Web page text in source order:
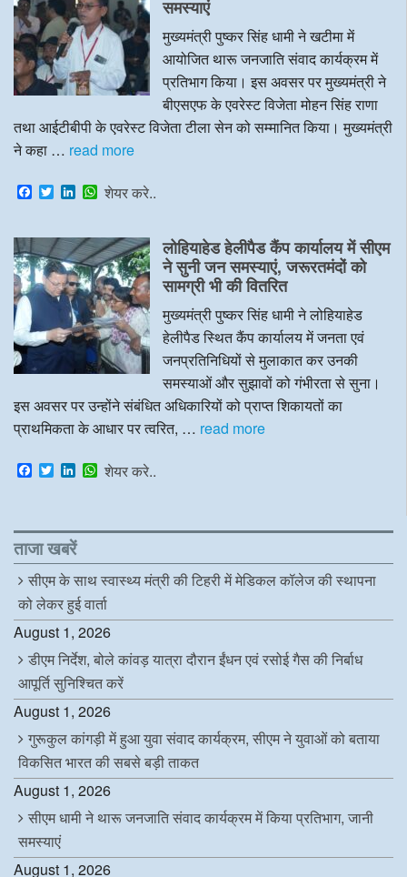
k n p
समस्याएं
मुख्यमंत्री पुष्कर सिंह धामी ने खटीमा में
आयोजित थारू जनजाति संवाद कार्यक्रम में
प्रतिभाग किया। इस अवसर पर मुख्यमंत्री ने
बीएसएफ के एवरेस्ट विजेता मोहन सिंह राणा
तथा आईटीबीपी के एवरेस्ट विजेता टीला सेन को सम्मानित किया। मुख्यमंत्री
ने कहा … read more
F
a
e
b
o
o
k
T
w
t
t
e
r
L
k
e
d
I
n
W
t
s
A
p
p
शेयर करे..
लोहियाहेड हेलीपैड कैंप कार्यालय में सीएम
ने सुनी जन समस्याएं, जरूरतमंदों को
सामग्री भी की वितरित
मुख्यमंत्री पुष्कर सिंह धामी ने लोहियाहेड
हेलीपैड स्थित कैंप कार्यालय में जनता एवं
जनप्रतिनिधियों से मुलाकात कर उनकी
समस्याओं और सुझावों को गंभीरता से सुना।
इस अवसर पर उन्होंने संबंधित अधिकारियों को प्राप्त शिकायतों का
प्राथमिकता के आधार पर त्वरित, … read more
F
a
b
o
o
k
T
w
t
e
r
L
e
d
I
n
W
s
p
शेयर करे..
ताजा खबरें
सीएम के साथ स्वास्थ्य मंत्री की टिहरी में मेडिकल कॉलेज की स्थापना
को लेकर हुई वार्ता
August 1, 2026
डीएम निर्देश, बोले कांवड़ यात्रा दौरान ईंधन एवं रसोई गैस की निर्बाध
आपूर्ति सुनिश्चित करें
August 1, 2026
गुरूकुल कांगड़ी में हुआ युवा संवाद कार्यक्रम, सीएम ने युवाओं को बताया
विकसित भारत की सबसे बड़ी ताकत
August 1, 2026
सीएम धामी ने थारू जनजाति संवाद कार्यक्रम में किया प्रतिभाग, जानी
समस्याएं
August 1, 2026